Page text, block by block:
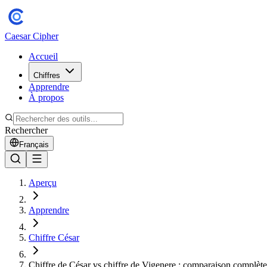
Caesar Cipher
Accueil
Chiffres
Apprendre
À propos
Rechercher
Français
Aperçu
Apprendre
Chiffre César
Chiffre de César vs chiffre de Vigenere : comparaison